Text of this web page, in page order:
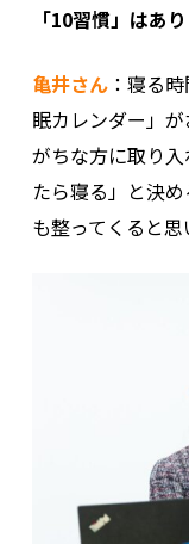
「10習慣」はあ
亀井さん：寝る
眠カレンダー」
がちな方に取り
たら寝る」と決
も整ってくると思